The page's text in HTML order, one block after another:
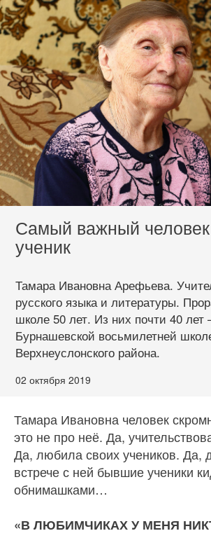
Самый важный человек
ученик
Тамара Ивановна Арефьева.
русского языка и литературы.
школе 50 лет. Из них почти 40 лет
Бурнашевской восьмилетней
Верхнеуслонского района.
02 октября 2019
Тамара Ивановна чело­век
это не про неё. Да,
Да, любила своих уче­ников. Да,
встрече с ней бывшие ученики
обнимашками…
«В ЛЮБИМЧИКАХ У МЕНЯ